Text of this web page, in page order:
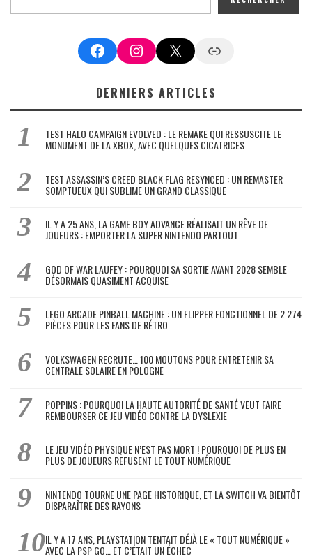
FacebookInstagram
X Google News
DERNIERS ARTICLES
TEST HALO CAMPAIGN EVOLVED : LE REMAKE QUI RESSUSCITE LE
MONUMENT DE LA XBOX, AVEC QUELQUES CICATRICES
TEST ASSASSIN’S CREED BLACK FLAG RESYNCED : UN REMASTER
SOMPTUEUX QUI SUBLIME UN GRAND CLASSIQUE
IL Y A 25 ANS, LA GAME BOY ADVANCE RÉALISAIT UN RÊVE DE
JOUEURS : EMPORTER LA SUPER NINTENDO PARTOUT
GOD OF WAR LAUFEY : POURQUOI SA SORTIE AVANT 2028 SEMBLE
DÉSORMAIS QUASIMENT ACQUISE
LEGO ARCADE PINBALL MACHINE : UN FLIPPER FONCTIONNEL DE 2 274
PIÈCES POUR LES FANS DE RÉTRO
VOLKSWAGEN RECRUTE… 100 MOUTONS POUR ENTRETENIR SA
CENTRALE SOLAIRE EN POLOGNE
POPPINS : POURQUOI LA HAUTE AUTORITÉ DE SANTÉ VEUT FAIRE
REMBOURSER CE JEU VIDÉO CONTRE LA DYSLEXIE
LE JEU VIDÉO PHYSIQUE N’EST PAS MORT ! POURQUOI DE PLUS EN
PLUS DE JOUEURS REFUSENT LE TOUT NUMÉRIQUE
NINTENDO TOURNE UNE PAGE HISTORIQUE, ET LA SWITCH VA BIENTÔT
DISPARAÎTRE DES RAYONS
IL Y A 17 ANS, PLAYSTATION TENTAIT DÉJÀ LE « TOUT NUMÉRIQUE »
AVEC LA PSP GO… ET C’ÉTAIT UN ÉCHEC